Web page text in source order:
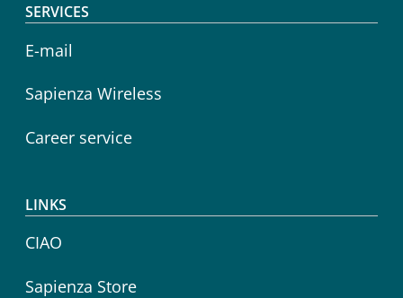
SERVICES
E-mail
Sapienza Wireless
Career service
LINKS
CIAO
Sapienza Store